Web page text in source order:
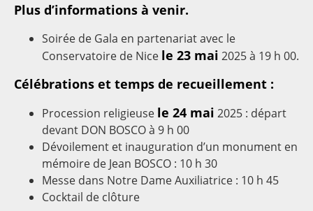
Plus d’informations à venir.
Soirée de Gala en partenariat avec le
Conservatoire de Nice le 23 mai 2025 à 19 h 00.
Célébrations et temps de recueillement :
Procession religieuse le 24 mai 2025 : départ
devant DON BOSCO à 9 h 00
Dévoilement et inauguration d’un monument en
mémoire de Jean BOSCO : 10 h 30
Messe dans Notre Dame Auxiliatrice : 10 h 45
Cocktail de clôture